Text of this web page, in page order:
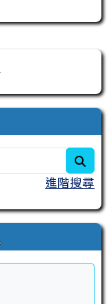
進階搜尋